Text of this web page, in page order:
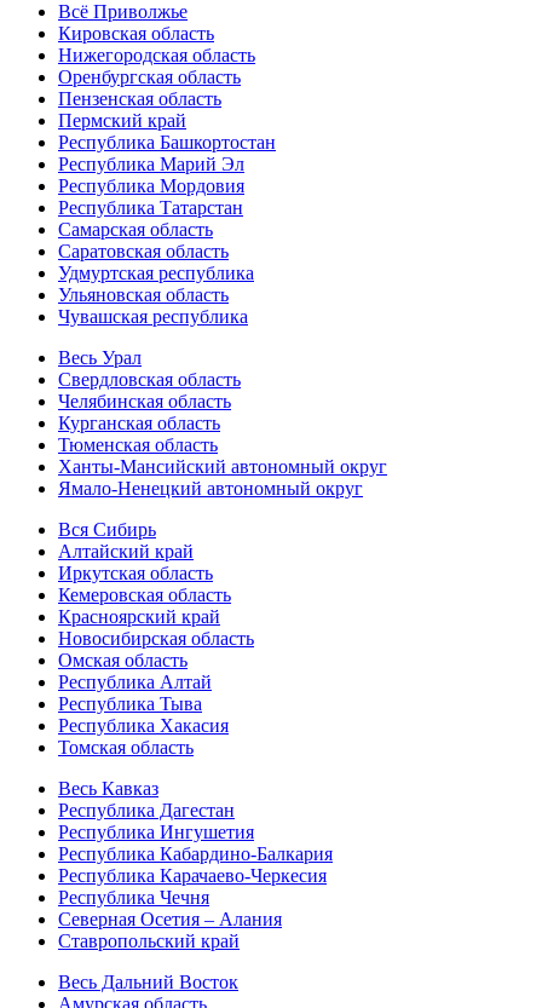
Всё Приволжье
Кировская область
Нижегородская область
Оренбургская область
Пензенская область
Пермский край
Республика Башкортостан
Республика Марий Эл
Республика Мордовия
Республика Татарстан
Самарская область
Саратовская область
Удмуртская республика
Ульяновская область
Чувашская республика
Весь Урал
Свердловская область
Челябинская область
Курганская область
Тюменская область
Ханты-Мансийский автономный округ
Ямало-Ненецкий автономный округ
Вся Сибирь
Алтайский край
Иркутская область
Кемеровская область
Красноярский край
Новосибирская область
Омская область
Республика Алтай
Республика Тыва
Республика Хакасия
Томская область
Весь Кавказ
Республика Дагестан
Республика Ингушетия
Республика Кабардино-Балкария
Республика Карачаево-Черкесия
Республика Чечня
Северная Осетия – Алания
Ставропольский край
Весь Дальний Восток
Амурская область